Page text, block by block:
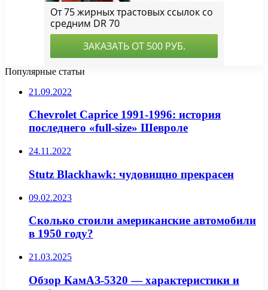
Популярные статьи
21.09.2022
Chevrolet Caprice 1991-1996: история
последнего «full-size» Шевроле
24.11.2022
Stutz Blackhawk: чудовищно прекрасен
09.02.2023
Сколько стоили американские автомобили
в 1950 году?
21.03.2025
Обзор КамАЗ-5320 — характеристики и